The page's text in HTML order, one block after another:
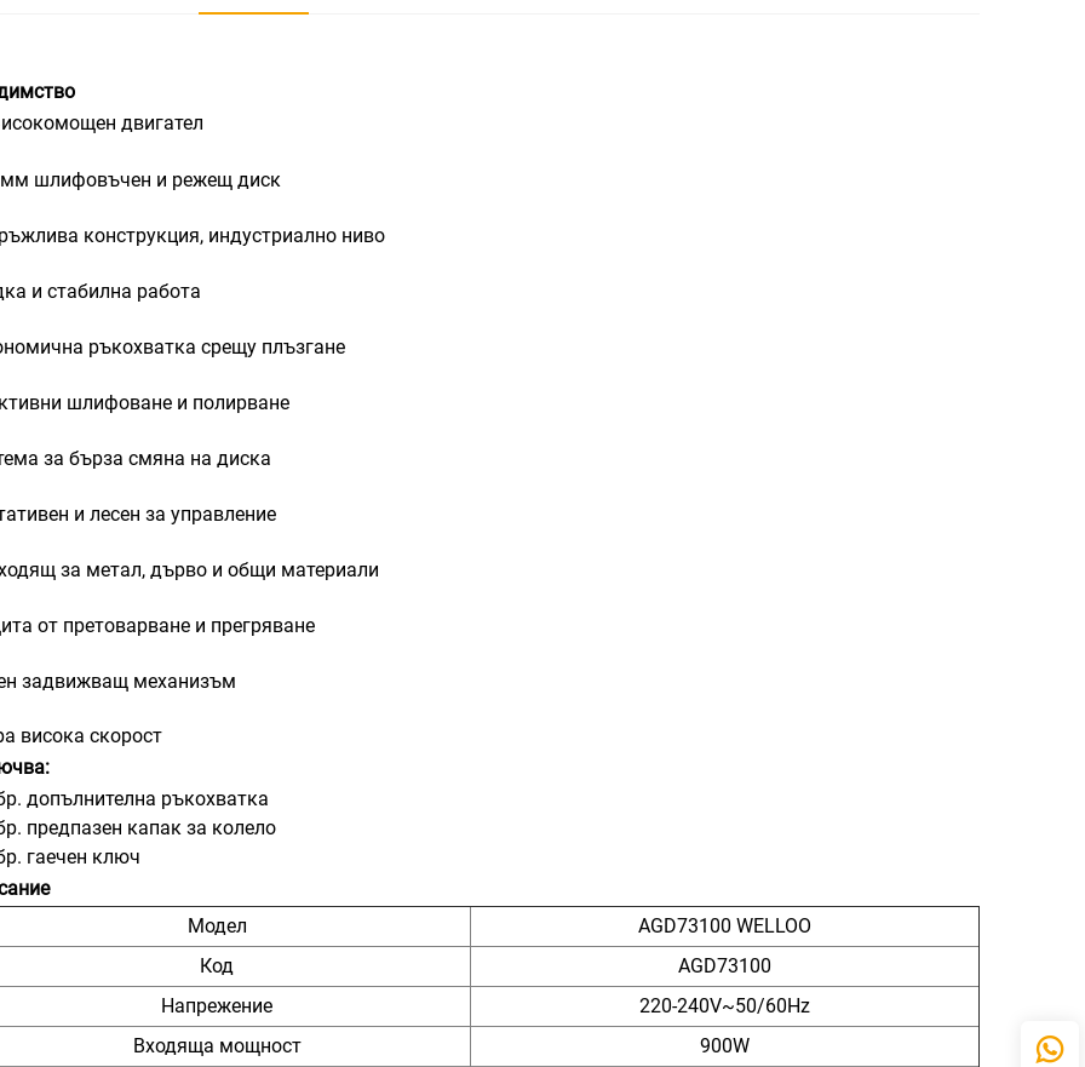
двигател
шлифовъчен и режещ диск
конструкция, индустриално ниво
и стабилна работа
ръкохватка срещу плъзгане
шлифоване и полирване
за бърза смяна на диска
и лесен за управление
за метал, дърво и общи материали
от претоварване и прегряване
задвижващ механизъм
висока скорост
допълнителна ръкохватка
предпазен капак за колело
гаечен ключ
Модел
AGD73100 WELLOO
Код
AGD73100
Напрежение
220-240V~50/60Hz
Входяща мощност
900W